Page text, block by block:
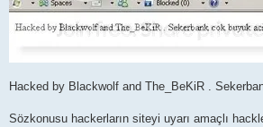
Hacked by Blackwolf and The_BeKiR .
Sözkonusu hackerların siteyi uyarı amaçlı